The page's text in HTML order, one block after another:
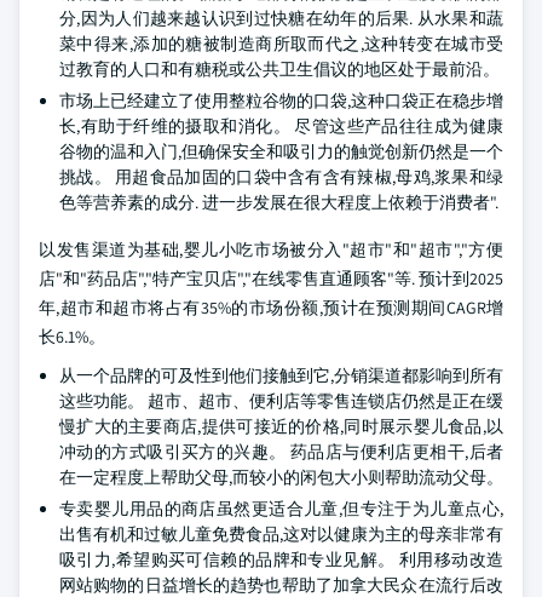
分,因为人们越来越认识到过快糖在幼年的后果. 从水果和蔬
菜中得来,添加的糖被制造商所取而代之,这种转变在城市受
过教育的人口和有糖税或公共卫生倡议的地区处于最前沿。
市场上已经建立了使用整粒谷物的口袋,这种口袋正在稳步增
长,有助于纤维的摄取和消化。 尽管这些产品往往成为健康
谷物的温和入门,但确保安全和吸引力的触觉创新仍然是一个
挑战。 用超食品加固的口袋中含有含有辣椒,母鸡,浆果和绿
色等营养素的成分. 进一步发展在很大程度上依赖于消费者".
以发售渠道为基础,婴儿小吃市场被分入"超市"和"超市","方便
店"和"药品店","特产宝贝店","在线零售直通顾客"等. 预计到2025
年,超市和超市将占有35%的市场份额,预计在预测期间CAGR增
长6.1%。
从一个品牌的可及性到他们接触到它,分销渠道都影响到所有
这些功能。 超市、超市、便利店等零售连锁店仍然是正在缓
慢扩大的主要商店,提供可接近的价格,同时展示婴儿食品,以
冲动的方式吸引买方的兴趣。 药品店与便利店更相干,后者
在一定程度上帮助父母,而较小的闲包大小则帮助流动父母。
专卖婴儿用品的商店虽然更适合儿童,但专注于为儿童点心,
出售有机和过敏儿童免费食品,这对以健康为主的母亲非常有
吸引力,希望购买可信赖的品牌和专业见解。 利用移动改造
网站购物的日益增长的趋势也帮助了加拿大民众在流行后改